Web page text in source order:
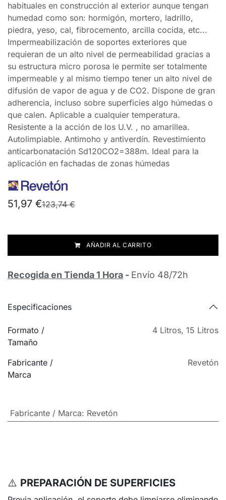
habituales en construcción al exterior aunque tengan
humedad como son: hormigón, mortero, ladrillo,
piedra, yeso, cal, fibrocemento, arcilla cocida, etc...
Impermeabilización de soportes exteriores que
requieran de un alto nivel de permeabilidad gracias a
su estructura micro porosa le permite ser totalmente
impermeable y al mismo tiempo tener un alto nivel de
difusión de vapor de agua y de CO2. Dispone de gran
adherencia, incluso sobre superficies algo húmedas o
que calen. Aplicable a cualquier temperatura.
Resistente a la acción de los U.V. , no amarillea.
Autolimpiable. Antimoho y antiverdín. Revestimiento
anticarbonatación Sd120CO2=388m. Ideal para la
aplicación en fachadas de zonas húmedas
51,97 €123,74€
AÑADIR AL CARRITO
Recogida en Tienda 1 Hora - Envío 48/72h
Especificaciones
Formato /
Tamaño
4 Litros, 15 Litros
Fabricante /
Marca
Revetón
Fabricante / Marca: Revetón
⚠️ PREPARACIÓN DE SUPERFICIES